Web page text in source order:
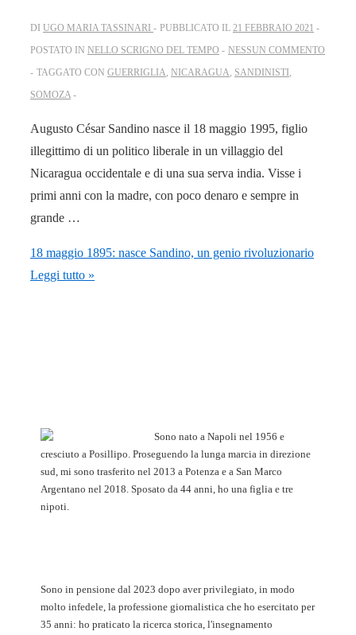
DI UGO MARIA TASSINARI PUBBLICATO IL 21 FEBBRAIO 2021
POSTATO IN NELLO SCRIGNO DEL TEMPO
NESSUN COMMENTO
TAGGATO CON GUERRIGLIA, NICARAGUA, SANDINISTI ,
SOMOZA
Augusto César Sandino nasce il 18 maggio 1995, figlio
illegittimo di un politico liberale in un villaggio del
Nicaragua occidentale e di una sua serva india. Visse i
primi anni con la madre, con poco denaro e sempre in
grande …
18 maggio 1895: nasce Sandino, un genio rivoluzionario
Leggi tutto »
Sono nato a Napoli nel 1956 e
cresciuto a Posillipo. Proseguendo la lunga marcia in direzione
sud, mi sono trasferito nel 2013 a Potenza e a San Marco
Argentano nel 2018. Sposato da 44 anni, ho una figlia e tre
nipoti.
Sono in pensione dal 2023 dopo aver privilegiato, in modo
molto infedele, la professione giornalistica che ho esercitato per
35 anni: ho praticato la ricerca storica, l'insegnamento